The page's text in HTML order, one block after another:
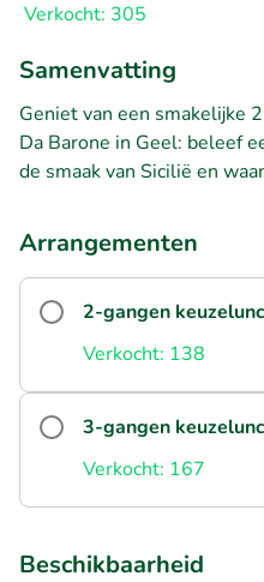
Verkocht: 305
Samenvatting
Geniet van een smakelijke
Da Barone in Geel: beleef
de smaak van Sicilië en
Arrangementen
2-gangen
Verkocht: 138
3-gangen
Verkocht: 167
Beschikbaarheid